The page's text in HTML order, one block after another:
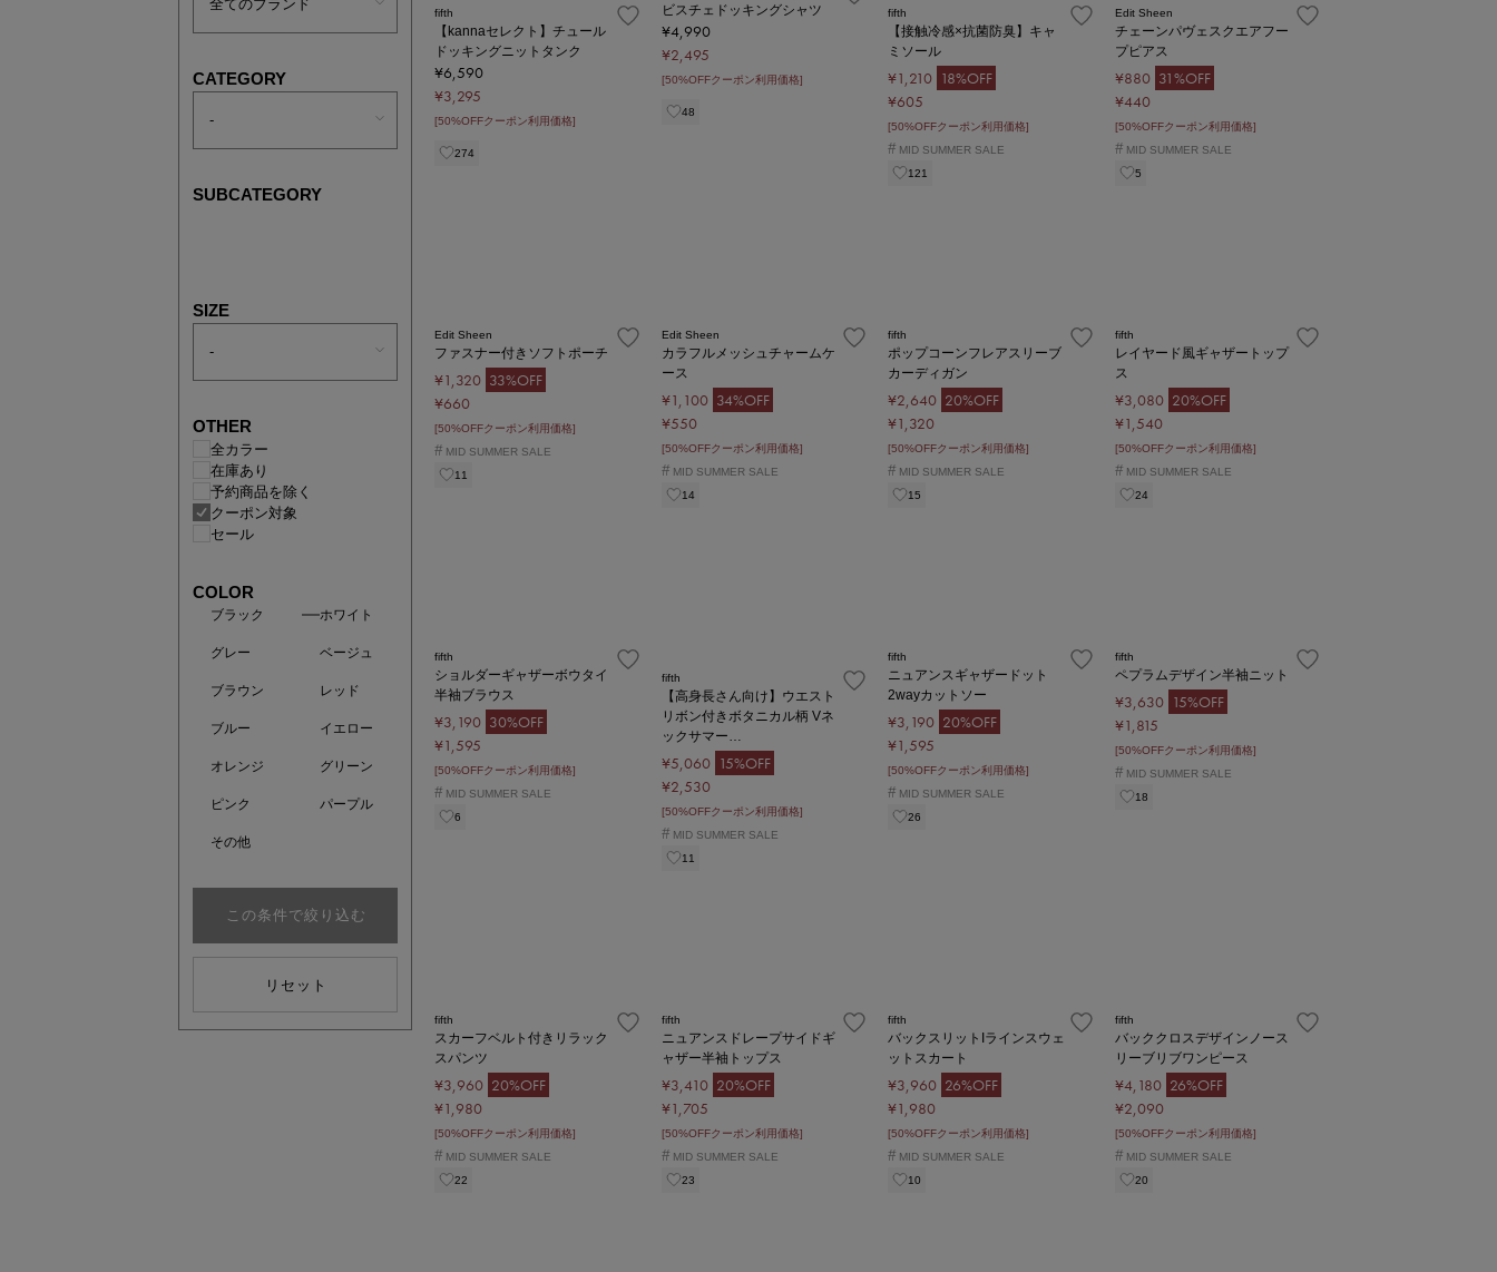
CATEGORY
SUBCATEGORY
SIZE
OTHER
全カラー
在庫あり
予約商品を除く
クーポン対象
セール
COLOR
ブラック ホワイト
グレー ベージュ
ブラウン レッド
ブルー イエロー
オレンジ グリーン
ピンク パープル
その他
この条件で絞り込む
リセット
fifth
【kannaセレクト】チュール
ドッキングニットタンク
¥6,590
¥3,295
[50%OFFクーポン利用価格]
274
ビスチェドッキングシャツ
¥4,990
¥2,495
[50%OFFクーポン利用価格]
48
fifth
【接触冷感×抗菌防臭】キャ
ミソール
¥1,210 18%OFF
¥605
[50%OFFクーポン利用価格]
# MID SUMMER SALE
121
Edit Sheen
チェーンパヴェスクエアフー
プピアス
¥880 31%OFF
¥440
[50%OFFクーポン利用価格]
# MID SUMMER SALE
5
Edit Sheen
ファスナー付きソフトポーチ
¥1,320 33%OFF
¥660
[50%OFFクーポン利用価格]
# MID SUMMER SALE
11
Edit Sheen
カラフルメッシュチャームケ
ース
¥1,100 34%OFF
¥550
[50%OFFクーポン利用価格]
# MID SUMMER SALE
14
fifth
ポップコーンフレアスリーブ
カーディガン
¥2,640 20%OFF
¥1,320
[50%OFFクーポン利用価格]
# MID SUMMER SALE
15
fifth
レイヤード風ギャザートップ
ス
¥3,080 20%OFF
¥1,540
[50%OFFクーポン利用価格]
# MID SUMMER SALE
24
fifth
ショルダーギャザーボウタイ
半袖ブラウス
¥3,190 30%OFF
¥1,595
[50%OFFクーポン利用価格]
# MID SUMMER SALE
6
fifth
【高身長さん向け】ウエスト
リボン付きボタニカル柄 Vネ
ックサマー…
¥5,060 15%OFF
¥2,530
[50%OFFクーポン利用価格]
# MID SUMMER SALE
11
fifth
ニュアンスギャザードット
2wayカットソー
¥3,190 20%OFF
¥1,595
[50%OFFクーポン利用価格]
# MID SUMMER SALE
26
fifth
ペプラムデザイン半袖ニット
¥3,630 15%OFF
¥1,815
[50%OFFクーポン利用価格]
# MID SUMMER SALE
18
fifth
スカーフベルト付きリラック
スパンツ
¥3,960 20%OFF
¥1,980
[50%OFFクーポン利用価格]
# MID SUMMER SALE
22
fifth
ニュアンスドレープサイドギ
ャザー半袖トップス
¥3,410 20%OFF
¥1,705
[50%OFFクーポン利用価格]
# MID SUMMER SALE
23
fifth
バックスリットIラインスウェ
ットスカート
¥3,960 26%OFF
¥1,980
[50%OFFクーポン利用価格]
# MID SUMMER SALE
10
fifth
バッククロスデザインノース
リーブリブワンピース
¥4,180 26%OFF
¥2,090
[50%OFFクーポン利用価格]
# MID SUMMER SALE
20